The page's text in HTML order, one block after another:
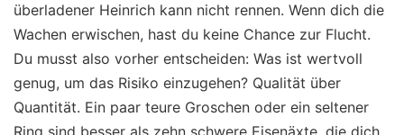
überladener Heinrich kann nicht rennen. Wenn dich die
Wachen erwischen, hast du keine Chance zur Flucht.
Du musst also vorher entscheiden: Was ist wertvoll
genug, um das Risiko einzugehen? Qualität über
Quantität. Ein paar teure Groschen oder ein seltener